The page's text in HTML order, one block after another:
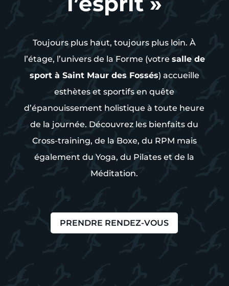
Toujours plus haut, toujours plus loin. À
l’étage, l’univers de la Forme (votre salle de
sport à Saint Maur des Fossés) accueille
esthètes et sportifs en quête
d’épanouissement holistique à toute heure
de la journée. Découvrez les bienfaits du
Cross-training, de la Boxe, du RPM mais
également du Yoga, du Pilates et de la
Méditation.
PRENDRE RENDEZ-VOUS